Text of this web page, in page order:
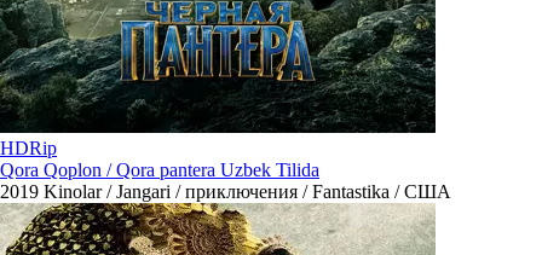
HDRip
Qora Qoplon / Qora pantera Uzbek Tilida
2019 Kinolar / Jangari / приключения / Fantastika / США